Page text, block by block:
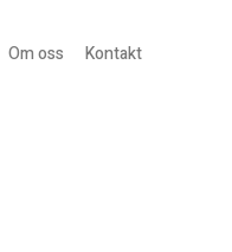
Om oss Kontakt